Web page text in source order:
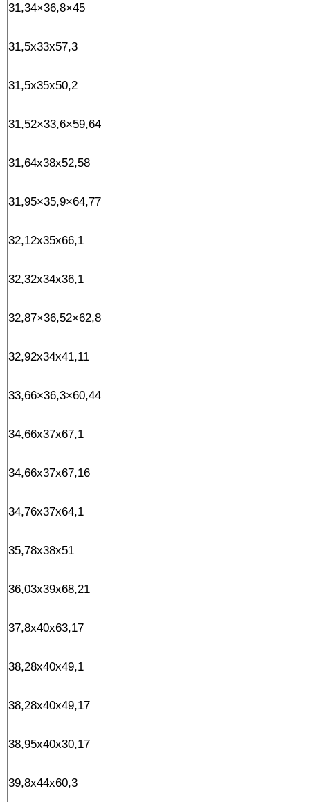
31,34×36,8×45
31,5x33x57,3
31,5x35x50,2
31,52×33,6×59,64
31,64x38x52,58
31,95×35,9×64,77
32,12x35x66,1
32,32x34x36,1
32,87×36,52×62,8
32,92x34x41,11
33,66×36,3×60,44
34,66x37x67,1
34,66x37x67,16
34,76x37x64,1
35,78x38x51
36,03x39x68,21
37,8x40x63,17
38,28x40x49,1
38,28x40x49,17
38,95x40x30,17
39,8x44x60,3